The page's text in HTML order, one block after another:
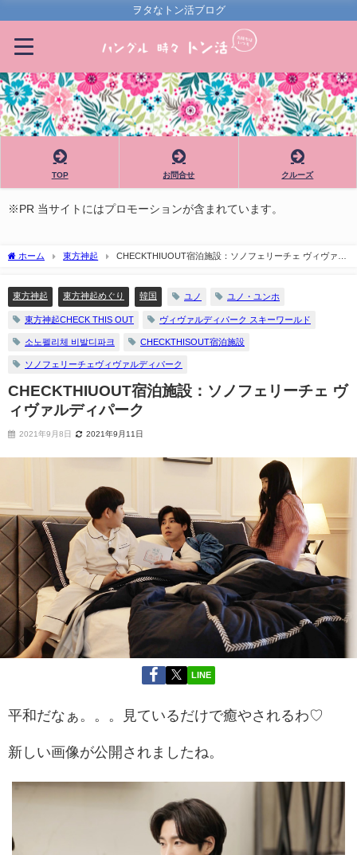
ヲタなトン活ブログ
TOP お問合せ クルーズ
※PR 当サイトにはプロモーションが含まれています。
ホーム 東方神起
CHECKTHIUOUT宿泊施設：ソノフェリーチェ ヴィヴァル
東方神起 東方神起めぐり 韓国 ユノ ユノ・ユンホ
東方神起CHECK THIS OUT ヴィヴァルディパーク スキーワールド
소노펠리체 비발디파크 CHECKTHISOUT宿泊施設
ソノフェリーチェヴィヴァルディパーク
CHECKTHIUOUT宿泊施設：ソノフェリーチェ ヴ
ィヴァルディパーク
2021年9月8日 2021年9月11日
LINE
平和だなぁ。。。見ているだけで癒やされるわ♡
新しい画像が公開されましたね。